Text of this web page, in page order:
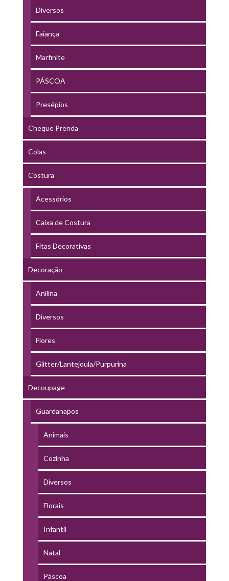
Diversos
Faiança
Marfinite
PÁSCOA
Presépios
Cheque Prenda
Colas
Costura
Acessórios
Caixa de Costura
Fitas Decorativas
Decoração
Anilina
Diversos
Flores
Glitter/Lantejoula/Purpurina
Decoupage
Guardanapos
Animais
Cozinha
Diversos
Florais
Infantil
Natal
Páscoa